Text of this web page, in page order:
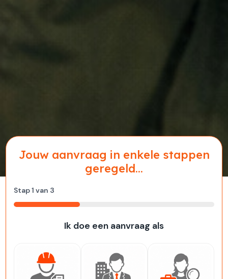
Jouw aanvraag in enkele stappen
geregeld...
Stap1 van 3
33%
Ik doe een aanvraag als